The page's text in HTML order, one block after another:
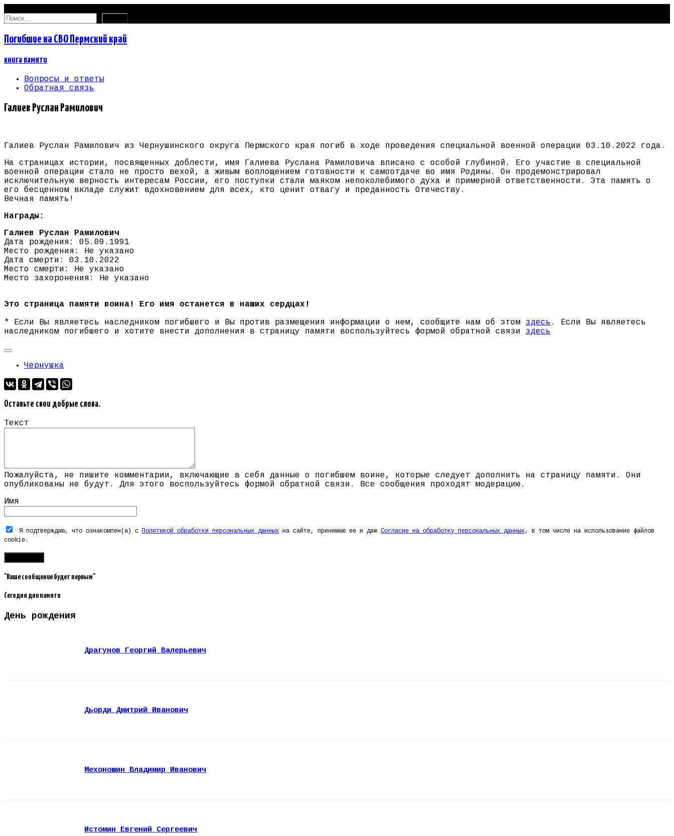
Найти:
Погибшие на СВО Пермский край
книга памяти
Вопросы и ответы
Обратная связь
Галиев Руслан Рамилович
Галиев Руслан Рамилович из Чернушинского округа Пермского края погиб в ходе проведения специальной военной операции 03.10.2022 года.
На страницах истории, посвященных доблести, имя Галиева Руслана Рамиловича вписано с особой глубиной. Его участие в специальной
военной операции стало не просто вехой, а живым воплощением готовности к самоотдаче во имя Родины. Он продемонстрировал
исключительную верность интересам России, его поступки стали маяком непоколебимого духа и примерной ответственности. Эта память о
его бесценном вкладе служит вдохновением для всех, кто ценит отвагу и преданность Отечеству.
Вечная память!
Награды:
Галиев Руслан Рамилович
Дата рождения: 05.09.1991
Место рождения: Не указано
Дата смерти: 03.10.2022
Место смерти: Не указано
Место захоронения: Не указано
Это страница памяти воина! Его имя останется в наших сердцах!
* Если Вы являетесь наследником погибшего и Вы против размещения информации о нем, сообщите нам об этом здесь . Если Вы являетесь
наследником погибшего и хотите внести дополнения в страницу памяти воспользуйтесь формой обратной связи здесь
Чернушка
Оставьте свои добрые слова.
Текст
Пожалуйста, не пишите комментарии, включающие в себя данные о погибшем воине, которые следует дополнить на страницу памяти. Они
опубликованы не будут. Для этого воспользуйтесь формой обратной связи. Все сообщения проходят модерацию.
Имя
Я подтверждаю, что ознакомлен(а) с Политикой обработки персональных данных на сайте, принимаю ее и даю Согласие на обработку персональных данных, в том числе на использование файлов
cookie.
"Ваше сообщение будет первым"
Сегодня дни памяти
День рождения
Драгунов Георгий Валерьевич
Дьорди Дмитрий Иванович
Мехоношин Владимир Иванович
Истомин Евгений Сергеевич